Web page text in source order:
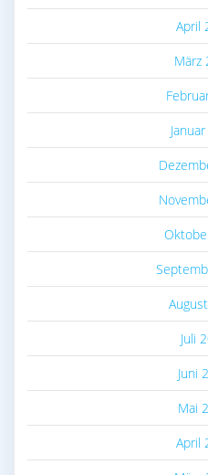
April
März
Juli
Juni
Mai
April